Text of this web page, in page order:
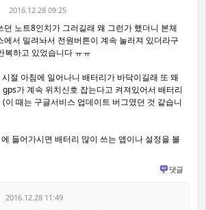
2016.12.28 09:25
던 노트8인치가 그러길래 왜 그런가 했더니 본체
에서 밀려놔서 전원버튼이 계속 눌러져 있더라구
복하고 있었습니다 ㅠㅠ
절 아침에 일어나니 배터리가 바닥이길래 또 왜
가 계속 위치신호 잡는다고 켜져있어서 배터리
이 때는 구글서비스 업데이트 버그였던 것 같습니
들어가시면 배터리 많이 쓰는 앱이나 설정을 볼
댓글
2016.12.28 11:49